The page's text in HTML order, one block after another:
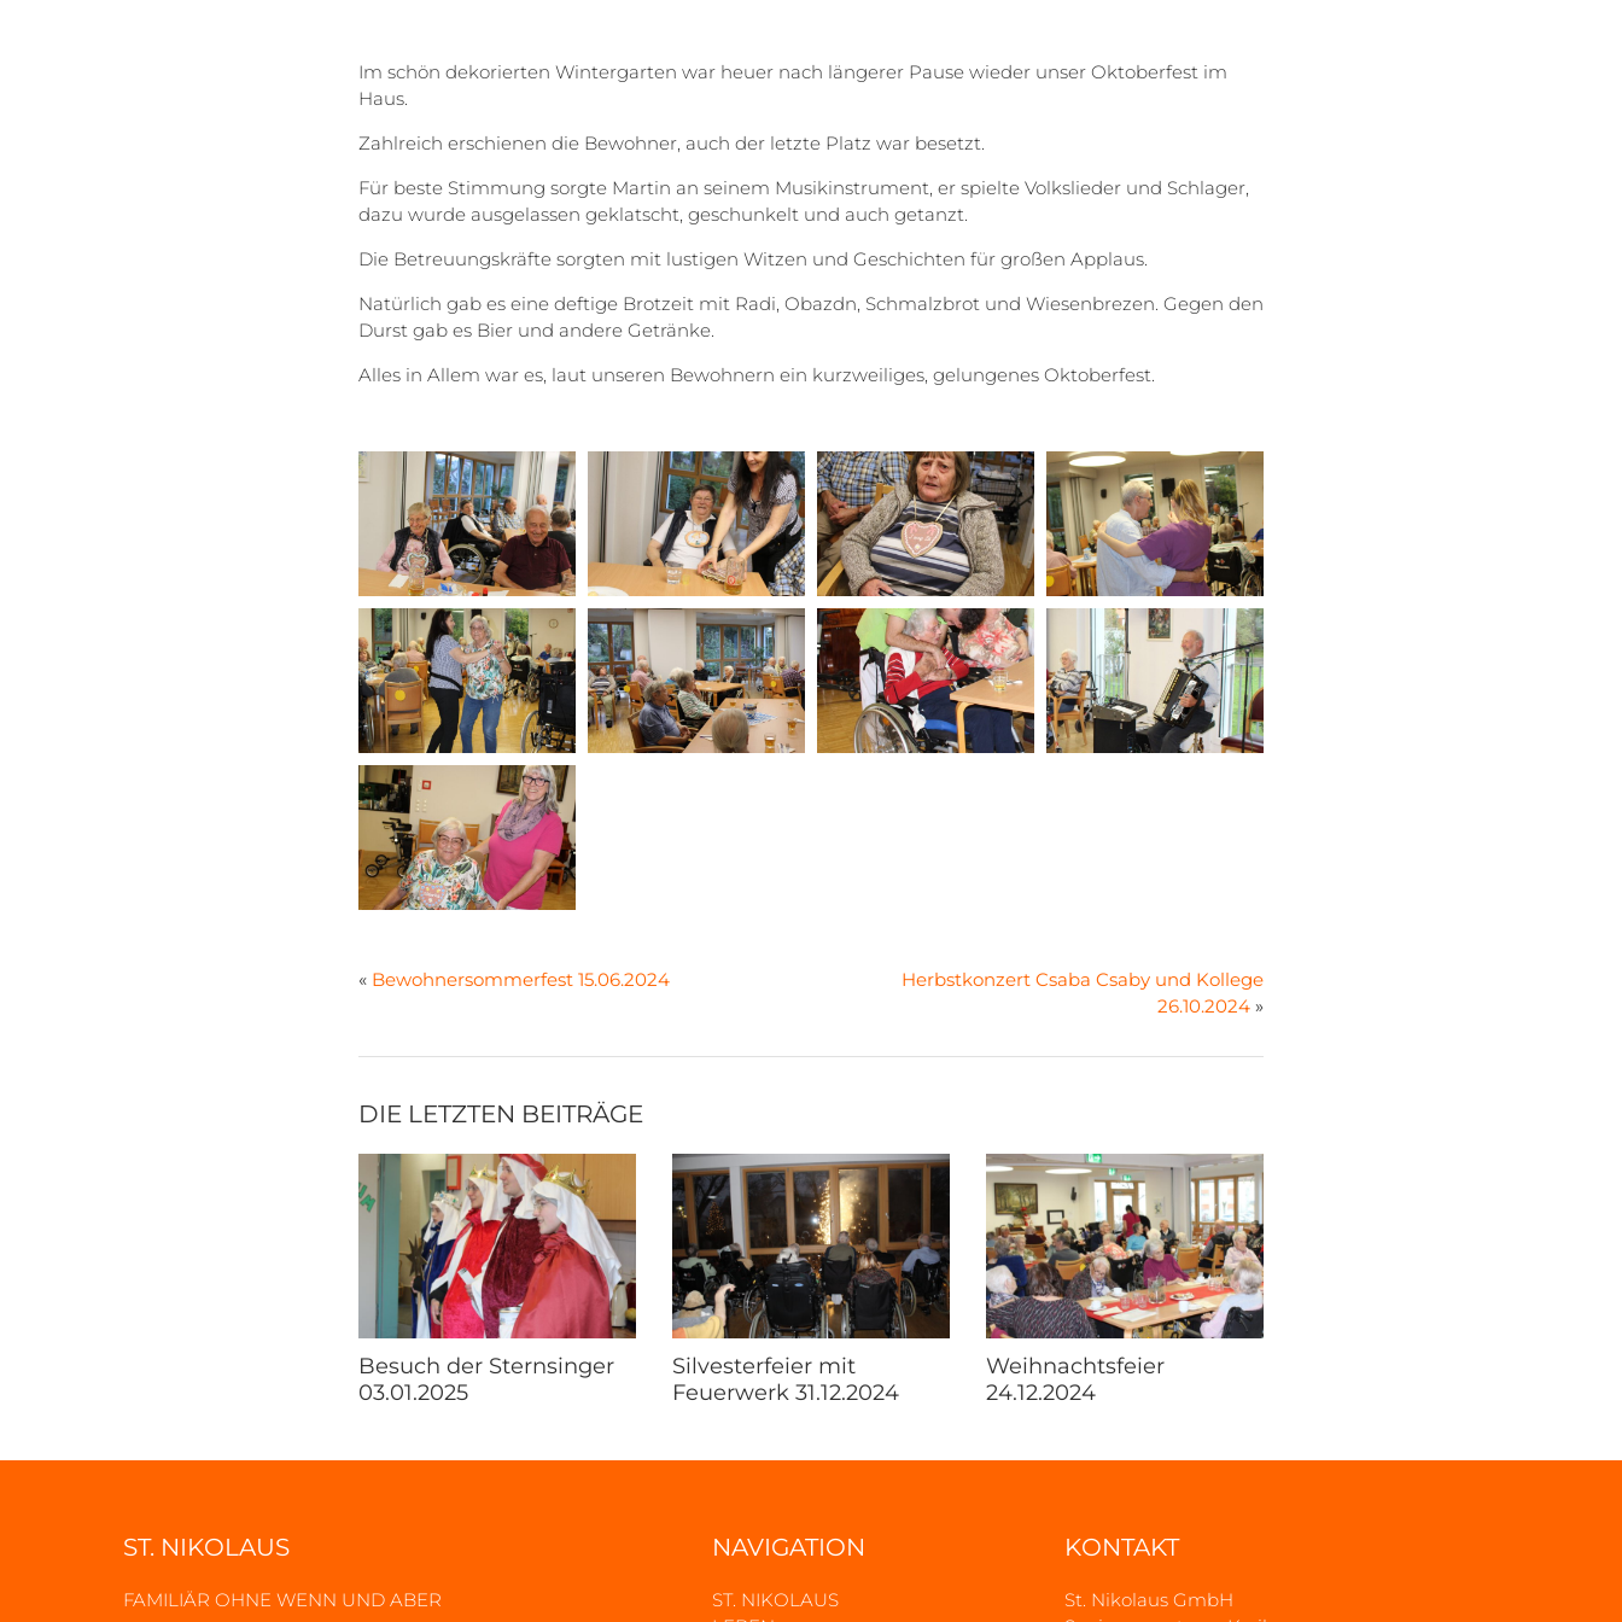
Im schön dekorierten Wintergarten war heuer nach längerer Pause wieder unser Oktoberfest im
Haus.
Zahlreich erschienen die Bewohner, auch der letzte Platz war besetzt.
Für beste Stimmung sorgte Martin an seinem Musikinstrument, er spielte Volkslieder und Schlager,
dazu wurde ausgelassen geklatscht, geschunkelt und auch getanzt.
Die Betreuungskräfte sorgten mit lustigen Witzen und Geschichten für großen Applaus.
Natürlich gab es eine deftige Brotzeit mit Radi, Obazdn, Schmalzbrot und Wiesenbrezen. Gegen den
Durst gab es Bier und andere Getränke.
Alles in Allem war es, laut unseren Bewohnern ein kurzweiliges, gelungenes Oktoberfest.
« Bewohnersommerfest 15.06.2024
Herbstkonzert Csaba Csaby und Kollege
26.10.2024 »
DIE LETZTEN BEITRÄGE
Besuch der Sternsinger
03.01.2025
Silvesterfeier mit
Feuerwerk 31.12.2024
Weihnachtsfeier
24.12.2024
ST. NIKOLAUS
FAMILIÄR OHNE WENN UND ABER
NAVIGATION
ST. NIKOLAUS
KONTAKT
St. Nikolaus GmbH